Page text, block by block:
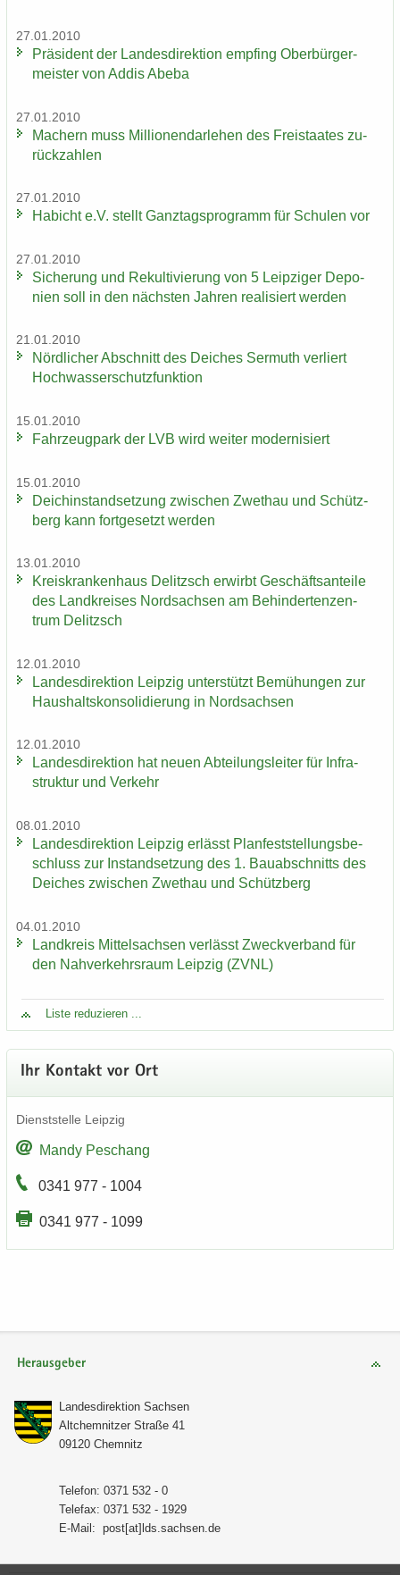
27.01.2010
Prä­si­dent der Lan­des­di­rek­ti­on emp­fing Ober­bür­ger­
meis­ter von Addis Abeba
27.01.2010
Ma­chern muss Mil­lio­nen­dar­le­hen des Frei­staa­tes zu­
rück­zah­len
27.01.2010
Ha­bicht e.V. stellt Ganz­tags­pro­gramm für Schu­len vor
27.01.2010
Si­che­rung und Re­kul­ti­vie­rung von 5 Leip­zi­ger De­po­
nien soll in den nächs­ten Jah­ren rea­li­siert wer­den
21.01.2010
Nörd­li­cher Ab­schnitt des Dei­ches Ser­muth ver­liert
Hoch­was­ser­schutz­funk­ti­on
15.01.2010
Fahr­zeug­park der LVB wird wei­ter mo­der­ni­siert
15.01.2010
Deich­in­stand­set­zung zwi­schen Zwet­hau und Schütz­
berg kann fort­ge­setzt wer­den
13.01.2010
Kreis­kran­ken­haus De­litzsch er­wirbt Ge­schäfts­an­tei­le
des Land­krei­ses Nord­sach­sen am Be­hin­der­ten­zen­
trum De­litzsch
12.01.2010
Lan­des­di­rek­ti­on Leip­zig un­ter­stützt Be­mü­hun­gen zur
Haus­halts­kon­so­li­die­rung in Nord­sach­sen
12.01.2010
Lan­des­di­rek­ti­on hat neuen Ab­tei­lungs­lei­ter für In­fra­
struk­tur und Ver­kehr
08.01.2010
Lan­des­di­rek­ti­on Leip­zig er­lässt Plan­fest­stel­lungs­be­
schluss zur In­stand­set­zung des 1. Bau­ab­schnitts des
Dei­ches zwi­schen Zwet­hau und Schütz­berg
04.01.2010
Land­kreis Mit­tel­sach­sen ver­lässt Zweck­ver­band für
den Nah­ver­kehrs­raum Leip­zig (ZVNL)
Liste re­du­zie­ren ...
Ihr Kon­takt vor Ort
Dienst­stel­le Leip­zig
Mandy Peschang
0341 977 - 1004
0341 977 - 1099
Herausgeber
Lan­des­di­rek­ti­on Sach­sen
Alt­chem­nit­zer Stra­ße 41
09120 Chem­nitz
Te­le­fon: 0371 532 - 0
Te­le­fax: 0371 532 - 1929
E-​Mail: post[at]lds.sach­sen.de